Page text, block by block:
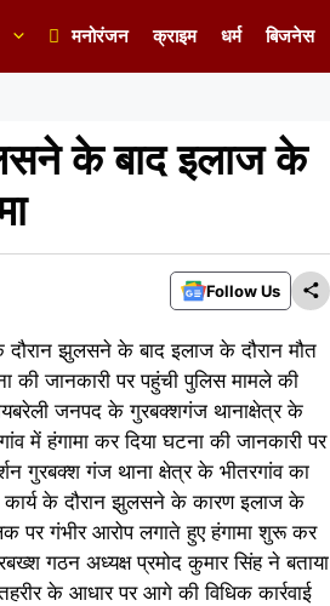
मनोरंजन क्राइम धर्म बिजनेस
के बाद इलाज के
Follow Us
दौरान झुलसने के बाद इलाज के दौरान मौत
की जानकारी पर पहुंची पुलिस मामले की
जनपद के गुरबक्शगंज थानाक्षेत्र के
में हंगामा कर दिया घटना की जानकारी पर
गुरबक्श गंज थाना क्षेत्र के भीतरगांव का
कार्य के दौरान झुलसने के कारण इलाज के
पर गंभीर आरोप लगाते हुए हंगामा शुरू कर
गठन अध्यक्ष प्रमोद कुमार सिंह ने बताया
के आधार पर आगे की विधिक कार्रवाई